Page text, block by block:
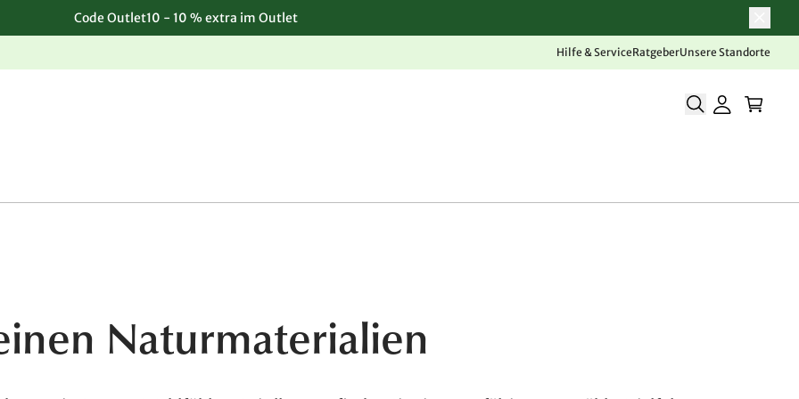
Code Outlet10 - 10 % extra im Outlet
Hilfe & ServiceRatgeberUnsere Standorte
Naturmaterialien